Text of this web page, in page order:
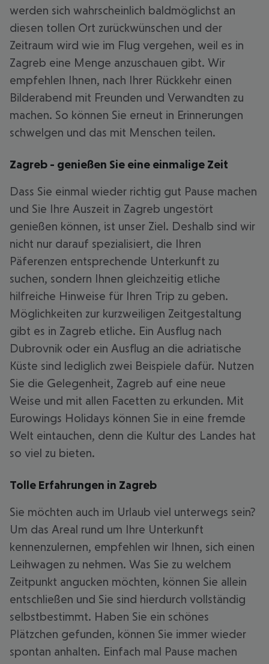
werden sich wahrscheinlich baldmöglichst an
diesen tollen Ort zurückwünschen und der
Zeitraum wird wie im Flug vergehen, weil es in
Zagreb eine Menge anzuschauen gibt. Wir
empfehlen Ihnen, nach Ihrer Rückkehr einen
Bilderabend mit Freunden und Verwandten zu
machen. So können Sie erneut in Erinnerungen
schwelgen und das mit Menschen teilen.
Zagreb - genießen Sie eine einmalige Zeit
Dass Sie einmal wieder richtig gut Pause machen
und Sie Ihre Auszeit in Zagreb ungestört
genießen können, ist unser Ziel. Deshalb sind wir
nicht nur darauf spezialisiert, die Ihren
Päferenzen entsprechende Unterkunft zu
suchen, sondern Ihnen gleichzeitig etliche
hilfreiche Hinweise für Ihren Trip zu geben.
Möglichkeiten zur kurzweiligen Zeitgestaltung
gibt es in Zagreb etliche. Ein Ausflug nach
Dubrovnik oder ein Ausflug an die adriatische
Küste sind lediglich zwei Beispiele dafür. Nutzen
Sie die Gelegenheit, Zagreb auf eine neue
Weise und mit allen Facetten zu erkunden. Mit
Eurowings Holidays können Sie in eine fremde
Welt eintauchen, denn die Kultur des Landes hat
so viel zu bieten.
Tolle Erfahrungen in Zagreb
Sie möchten auch im Urlaub viel unterwegs sein?
Um das Areal rund um Ihre Unterkunft
kennenzulernen, empfehlen wir Ihnen, sich einen
Leihwagen zu nehmen. Was Sie zu welchem
Zeitpunkt angucken möchten, können Sie allein
entschließen und Sie sind hierdurch vollständig
selbstbestimmt. Haben Sie ein schönes
Plätzchen gefunden, können Sie immer wieder
spontan anhalten. Einfach mal Pause machen